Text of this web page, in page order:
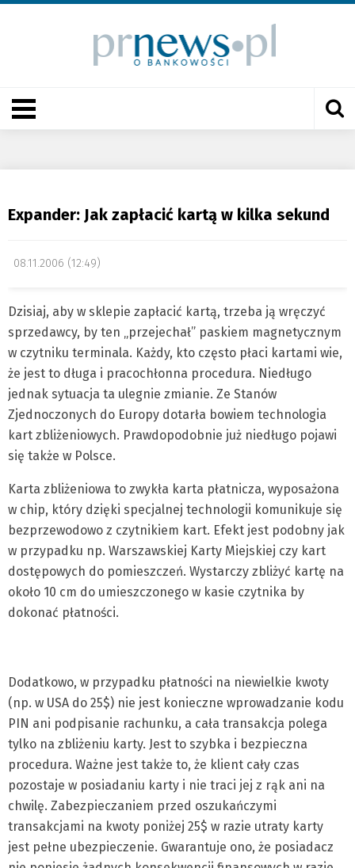
Expander: Jak zapłacić kartą w kilka sekund
08.11.2006 (12:49)
Dzisiaj, aby w sklepie zapłacić kartą, trzeba ją wręczyć
sprzedawcy, by ten „przejechał” paskiem magnetycznym
w czytniku terminala. Każdy, kto często płaci kartami wie,
że jest to długa i pracochłonna procedura. Niedługo
jednak sytuacja ta ulegnie zmianie. Ze Stanów
Zjednoczonych do Europy dotarła bowiem technologia
kart zbliżeniowych. Prawdopodobnie już niedługo pojawi
się także w Polsce.
Karta zbliżeniowa to zwykła karta płatnicza, wyposażona
w chip, który dzięki specjalnej technologii komunikuje się
bezprzewodowo z czytnikiem kart. Efekt jest podobny jak
w przypadku np. Warszawskiej Karty Miejskiej czy kart
dostępowych do pomieszczeń. Wystarczy zbliżyć kartę na
około 10 cm do umieszczonego w kasie czytnika by
dokonać płatności.
Dodatkowo, w przypadku płatności na niewielkie kwoty
(np. w USA do 25$) nie jest konieczne wprowadzanie kodu
PIN ani podpisanie rachunku, a cała transakcja polega
tylko na zbliżeniu karty. Jest to szybka i bezpieczna
procedura. Ważne jest także to, że klient cały czas
pozostaje w posiadaniu karty i nie traci jej z rąk ani na
chwilę. Zabezpieczaniem przed oszukańczymi
transakcjami na kwoty poniżej 25$ w razie utraty karty
jest pełne ubezpieczenie. Gwarantuje ono, że posiadacz